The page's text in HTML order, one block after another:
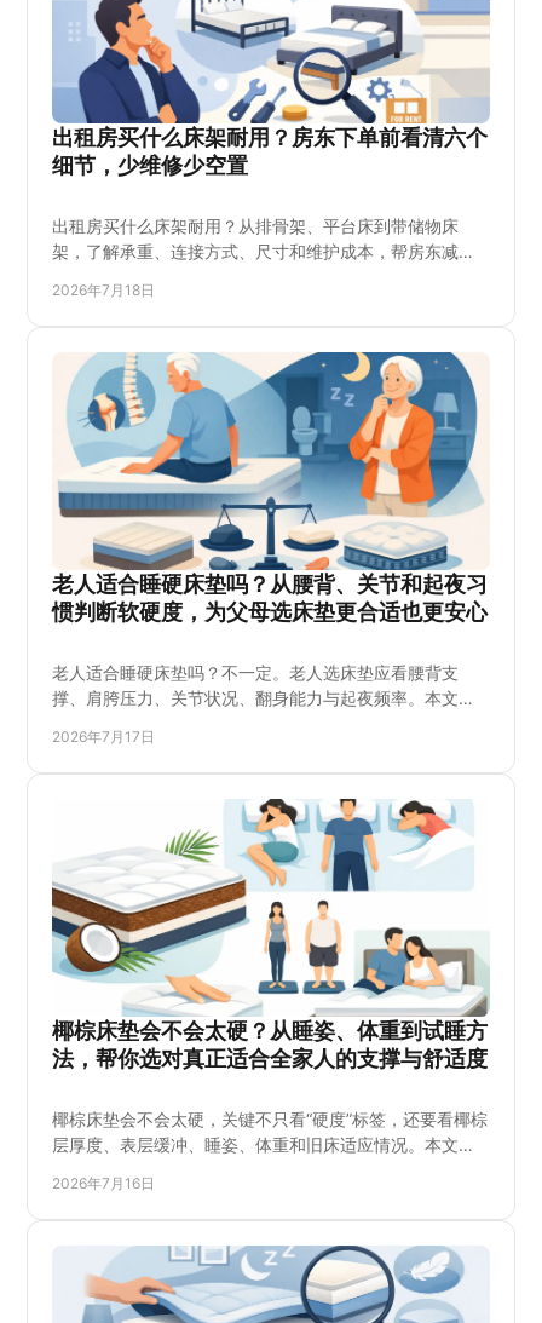
出租房买什么床架耐用？房东下单前看清六个
细节，少维修少空置
出租房买什么床架耐用？从排骨架、平台床到带储物床
架，了解承重、连接方式、尺寸和维护成本，帮房东减少
租、公寓套房和家庭出租屋选购，预算有限也能把钱花在
真正耐用的地方，避免松动、异响和床板塌陷问题，选购
前按房间面积、租期和搬运条件逐项核对，更省维修，更
省心。
2026年7月18日
老人适合睡硬床垫吗？从腰背、关节和起夜习
惯判断软硬度，为父母选床垫更合适也更安心
老人适合睡硬床垫吗？不一定。老人选床垫应看腰背支
撑、肩胯压力、关节状况、翻身能力与起夜频率。本文说
配床架，帮助家庭在预算内选到更稳、更舒服、耐用的睡
眠支撑，减少购买后腰酸、压痛或睡不着的麻烦。也方便
您向门店确认尺寸、库存与配送安排。再决定购买。更放
2026年7月17日
椰棕床垫会不会太硬？从睡姿、体重到试睡方
法，帮你选对真正适合全家人的支撑与舒适度
椰棕床垫会不会太硬，关键不只看“硬度”标签，还要看椰棕
层厚度、表层缓冲、睡姿、体重和旧床适应情况。本文帮
区，以及搭配薄床褥改善触感的方法，让支撑与舒适能同
时兼顾，买前少走弯路。也适合正在为腰背支撑、翻身稳
定性和家人睡眠偏好做比较的消费者参考后再作决定吧
2026年7月16日